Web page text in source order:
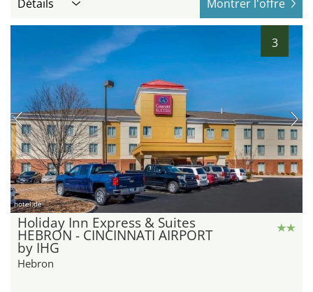
Détails Montrer l'offre
3
hotel.de
Holiday Inn Express & Suites
HEBRON - CINCINNATI AIRPORT
by IHG
Hebron